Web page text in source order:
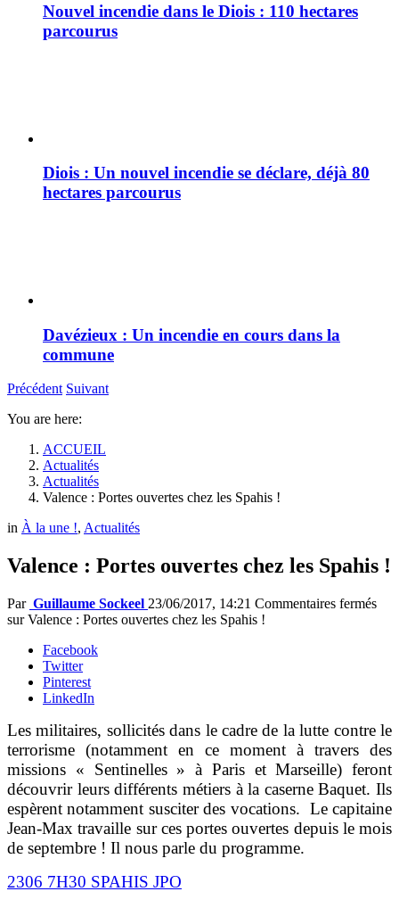
Nouvel incendie dans le Diois : 110 hectares
parcourus
Diois : Un nouvel incendie se déclare, déjà 80
hectares parcourus
Davézieux : Un incendie en cours dans la
commune
Précédent Suivant
You are here:
ACCUEIL
Actualités
Actualités
Valence : Portes ouvertes chez les Spahis !
in À la une !, Actualités
Valence : Portes ouvertes chez les Spahis !
Par Guillaume Sockeel 23/06/2017, 14:21 Commentaires fermés
sur Valence : Portes ouvertes chez les Spahis !
Facebook
Twitter
Pinterest
LinkedIn
Les militaires, sollicités dans le cadre de la lutte contre le
terrorisme (notamment en ce moment à travers des
missions « Sentinelles » à Paris et Marseille) feront
découvrir leurs différents métiers à la caserne Baquet. Ils
espèrent notamment susciter des vocations. Le capitaine
Jean-Max travaille sur ces portes ouvertes depuis le mois
de septembre ! Il nous parle du programme.
2306 7H30 SPAHIS JPO